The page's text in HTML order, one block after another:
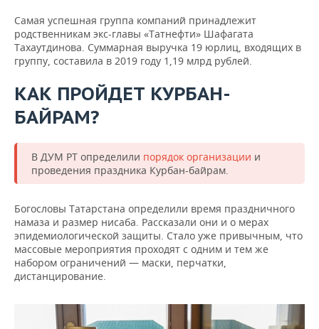
Самая успешная группа компаний принадлежит
родственникам экс-главы «Татнефти» Шафагата
Тахаутдинова. Суммарная выручка 19 юрлиц, входящих в
группу, составила в 2019 году 1,19 млрд рублей.
КАК ПРОЙДЕТ КУРБАН-
БАЙРАМ?
В ДУМ РТ определили порядок организации и
проведения праздника Курбан-байрам.
Богословы Татарстана определили время праздничного
намаза и размер нисаба. Рассказали они и о мерах
эпидемиологической защиты. Стало уже привычным, что
массовые мероприятия проходят с одним и тем же
набором ограничений — маски, перчатки,
дистанцирование.